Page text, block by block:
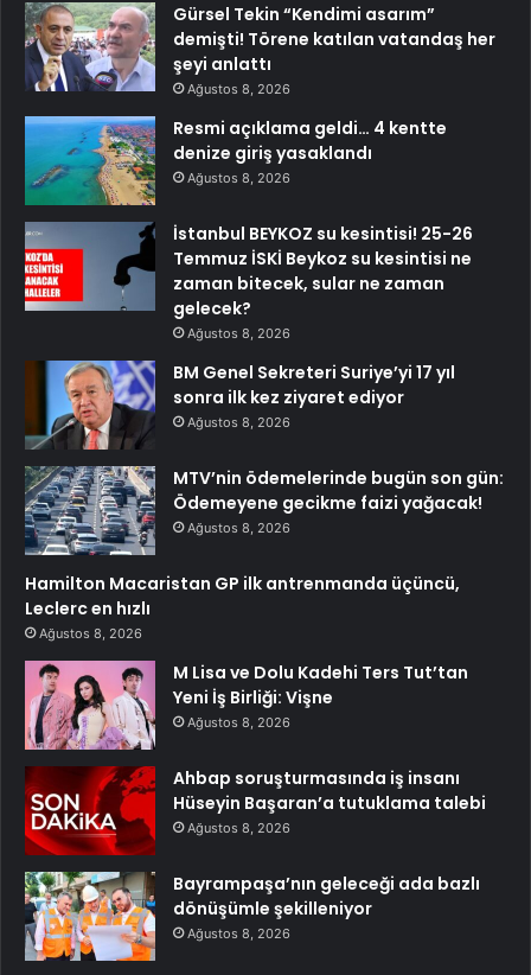
Gürsel Tekin “Kendimi asarım”
demişti! Törene katılan vatandaş her
şeyi anlattı
Ağustos 8, 2026
Resmi açıklama geldi… 4 kentte
denize giriş yasaklandı
Ağustos 8, 2026
İstanbul BEYKOZ su kesintisi! 25-26
Temmuz İSKİ Beykoz su kesintisi ne
zaman bitecek, sular ne zaman
gelecek?
Ağustos 8, 2026
BM Genel Sekreteri Suriye’yi 17 yıl
sonra ilk kez ziyaret ediyor
Ağustos 8, 2026
MTV’nin ödemelerinde bugün son gün:
Ödemeyene gecikme faizi yağacak!
Ağustos 8, 2026
Hamilton Macaristan GP ilk antrenmanda üçüncü,
Leclerc en hızlı
Ağustos 8, 2026
M Lisa ve Dolu Kadehi Ters Tut’tan
Yeni İş Birliği: Vişne
Ağustos 8, 2026
Ahbap soruşturmasında iş insanı
Hüseyin Başaran’a tutuklama talebi
Ağustos 8, 2026
Bayrampaşa’nın geleceği ada bazlı
dönüşümle şekilleniyor
Ağustos 8, 2026